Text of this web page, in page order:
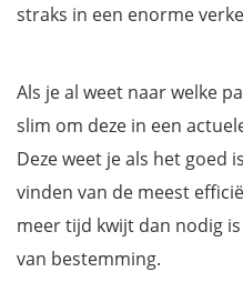
straks in een enorme
Als je al weet naar welke
slim om deze in een
Deze weet je als het goed
vinden van de meest
meer tijd kwijt dan nodig
van bestemming.